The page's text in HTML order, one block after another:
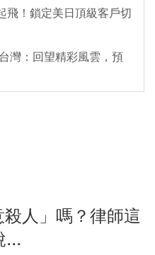
飛！鎖定美日頂級客戶切
灣：回望精彩風雲，預
人」嗎？律師這
...